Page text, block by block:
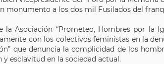
monumento a los dos mil Fusilados del
la Asociación “Prometeo, Hombres por
con los colectivos feministas en la
que denuncia la complicidad de los
y esclavitud en la sociedad actual.